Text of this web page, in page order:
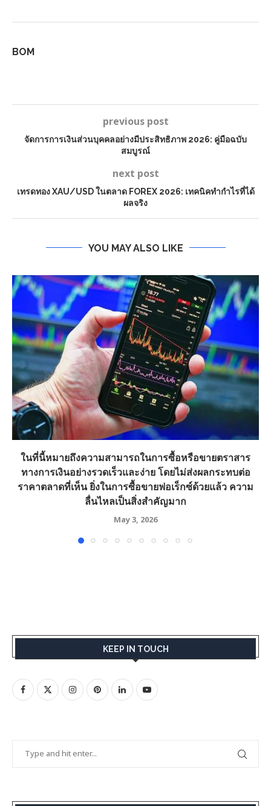
BOM
previous post
จัดการการเงินส่วนบุคคลอย่างมีประสิทธิภาพ 2026: คู่มือฉบับ
สมบูรณ์
next post
เทรดทอง XAU/USD ในตลาด FOREX 2026: เทคนิคทำกำไรที่ได้
ผลจริง
YOU MAY ALSO LIKE
ในที่นี้หมายถึงความสามารถในการซื้อหรือขายตราสาร
ทางการเงินอย่างรวดเร็วและง่าย โดยไม่ส่งผลกระทบต่อ
ราคาตลาดที่เห็น ยิ่งในการซื้อขายฟอเร็กซ์ด้วยแล้ว ความ
ลื่นไหลเป็นสิ่งสำคัญมาก
May 3, 2026
KEEP IN TOUCH